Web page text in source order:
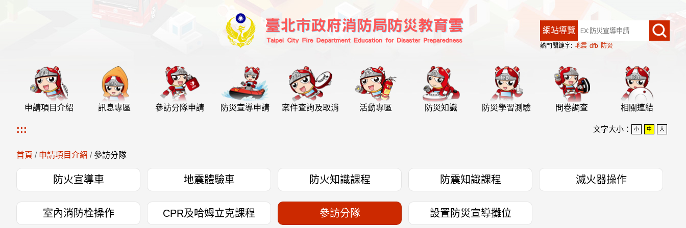
網站導覽
熱門關鍵字: 地震 dfb 防災
申請項目介紹 訊息專區 參訪分隊申請 防災宣導申請 案件查詢及取消 活動專區 防災知識 防災學習測驗 問卷調查 相關連結
::: 文字大小： 小 中 大
首頁 / 申請項目介紹 /參訪分隊
防火宣導車 地震體驗車 防火知識課程 防震知識課程 滅火器操作
室內消防栓操作 CPR及哈姆立克課程 參訪分隊 設置防災宣導攤位